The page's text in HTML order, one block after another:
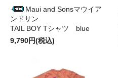
Maui and Sonsマウイア
ンドサン
TAIL BOY Tシャツ blue
9,790円(税込)